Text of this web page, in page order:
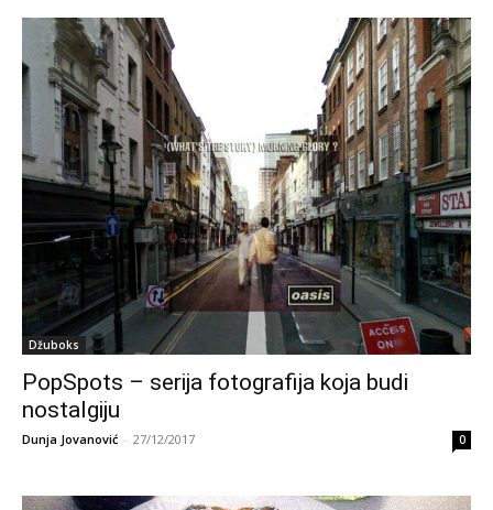
Džuboks
PopSpots – serija fotografija koja budi
nostalgiju
Dunja Jovanović - 27/12/2017 0